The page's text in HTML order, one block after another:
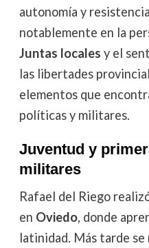
autonomía y
notablemente en la
Juntas locales y el
las libertades
elementos que
políticas y militares.
Juventud y
militares
Rafael del Riego
en Oviedo, donde
latinidad. Más tarde se